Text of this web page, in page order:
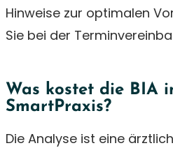
Hinweise zur optimalen
Sie bei der
Was kostet die BIA
SmartPraxis?
Die Analyse ist eine